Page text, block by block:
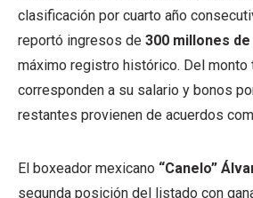
clasificación por cuarto año
reportó ingresos de 300 millones
máximo registro histórico. Del monto
corresponden a su salario y bonos
restantes provienen de acuerdos
El boxeador mexicano “Canelo”
segunda posición del listado con